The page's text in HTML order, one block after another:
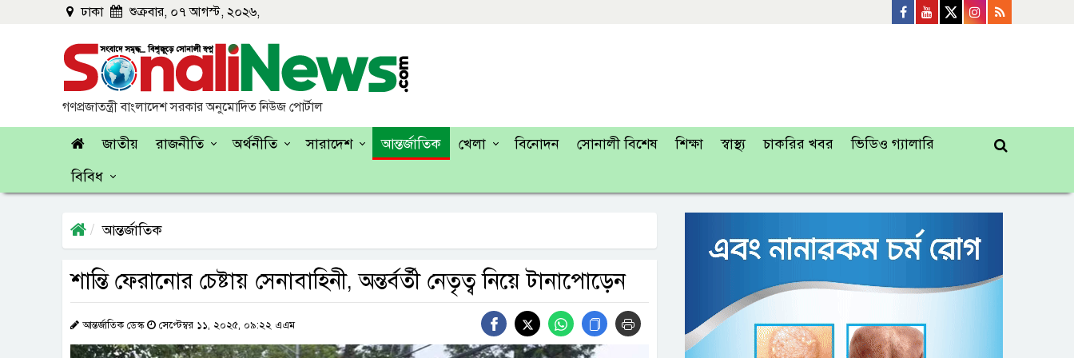
ঢাকা শুক্রবার, ০৭ আগস্ট, ২০২৬,
গণপ্রজাতন্ত্রী বাংলাদেশ সরকার অনুমোদিত নিউজ পোর্টাল
জাতীয় রাজনীতি অর্থনীতি সারাদেশ আন্তর্জাতিক খেলা বিনোদন সোনালী বিশেষ শিক্ষা স্বাস্থ্য চাকরির খবর
ভিডিও গ্যালারি
বিবিধ
আন্তর্জাতিক
শান্তি ফেরানোর চেষ্টায় সেনাবাহিনী, অন্তর্বর্তী নেতৃত্ব নিয়ে টানাপোড়েন
আন্তর্জাতিক ডেস্ক সেপ্টেম্বর ১১, ২০২৫, ০৯:২২ এএম